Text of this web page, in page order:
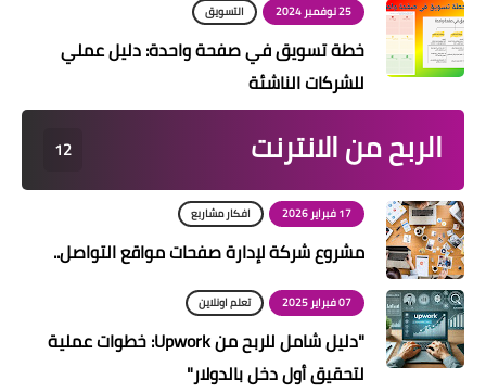
25 نوفمبر 2024 التسويق
خطة تسويق في صفحة واحدة: دليل عملي
للشركات الناشئة
الربح من الانترنت 12
17 فبراير 2026 افكار مشاربع
مشروع شركة لإدارة صفحات مواقع التواصل..
07 فبراير 2025 تعلم اونلاين
"دليل شامل للربح من Upwork: خطوات عملية
لتحقيق أول دخل بالدولار"